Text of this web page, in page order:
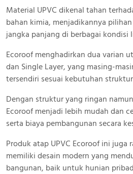
Material UPVC dikenal tahan
bahan kimia, menjadikannya
jangka panjang di berbagai kondisi
Ecoroof menghadirkan dua varian
dan Single Layer, yang masing-
tersendiri sesuai kebutuhan
Dengan struktur yang ringan
Ecoroof menjadi lebih mudah dan
serta biaya pembangunan secara
Produk atap UPVC Ecoroof ini juga
memiliki desain modern yang
bangunan, baik untuk hunian